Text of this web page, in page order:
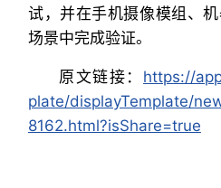
试，并在手机摄像模组、
场景中完成验证。
原文链接： https://
plate/displayTemplate/
8162.html?isShare=true